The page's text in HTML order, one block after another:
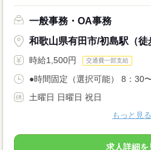
一般事務・OA事務
和歌山県有田市/初島駅（徒
時給1,500円 交通費一部支給
●時間固定（選択可能） 8：30
土曜日 日曜日 祝日
もっと見る
求人詳細を